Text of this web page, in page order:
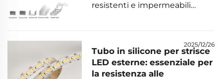
3000 K). Ottimizza subito
resistenti e impermeabili
con protezione IP67/IP68,
durata di 50.000 ore e
certificazione UL/CE. Acquista
subito le scelte verificate.
2025/12/26
Tubo in silicone per strisce
LED esterne: essenziale per
la resistenza alle